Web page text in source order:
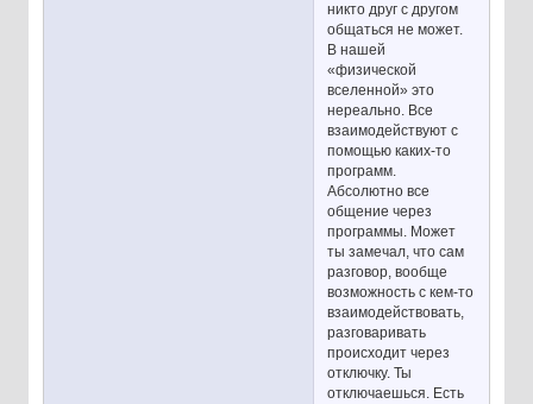
никто друг с другом
общаться не может.
В нашей
«физической
вселенной» это
нереально. Все
взаимодействуют с
помощью каких-то
программ.
Абсолютно все
общение через
программы. Может
ты замечал, что сам
разговор, вообще
возможность с кем-то
взаимодействовать,
разговаривать
происходит через
отключку. Ты
отключаешься. Есть